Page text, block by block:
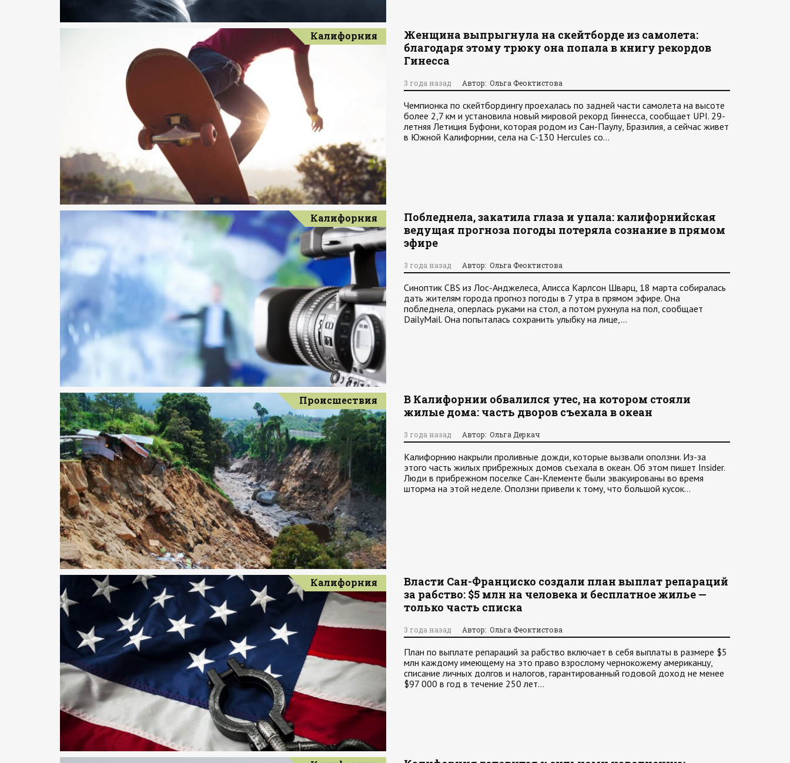
Калифорния
Женщина выпрыгнула на скейтборде из самолета:
благодаря этому трюку она попала в книгу рекордов
Гинесса
3 года назад Автор: Ольга Феоктистова
Чемпионка по скейтбордингу проехалась по задней части самолета на высоте
более 2,7 км и установила новый мировой рекорд Гиннесса, сообщает UPI. 29-
летняя Летиция Буфони, которая родом из Сан-Паулу, Бразилия, а сейчас живет
в Южной Калифорнии, села на C-130 Hercules со…
Калифорния
Побледнела, закатила глаза и упала: калифорнийская
ведущая прогноза погоды потеряла сознание в прямом
эфире
3 года назад Автор: Ольга Феоктистова
Синоптик CBS из Лос-Анджелеса, Алисса Карлсон Шварц, 18 марта собиралась
дать жителям города прогноз погоды в 7 утра в прямом эфире. Она
побледнела, оперлась руками на стол, а потом рухнула на пол, сообщает
DailyMail. Она попыталась сохранить улыбку на лице,…
Происшествия
В Калифорнии обвалился утес, на котором стояли
жилые дома: часть дворов съехала в океан
3 года назад Автор: Ольга Деркач
Калифорнию накрыли проливные дожди, которые вызвали оползни. Из-за
этого часть жилых прибрежных домов съехала в океан. Об этом пишет Insider.
Люди в прибрежном поселке Сан-Клементе были эвакуированы во время
шторма на этой неделе. Оползни привели к тому, что большой кусок…
Калифорния
Власти Сан-Франциско создали план выплат репараций
за рабство: $5 млн на человека и бесплатное жилье —
только часть списка
3 года назад Автор: Ольга Феоктистова
План по выплате репараций за рабство включает в себя выплаты в размере $5
млн каждому имеющему на это право взрослому чернокожему американцу,
списание личных долгов и налогов, гарантированный годовой доход не менее
$97 000 в год в течение 250 лет…